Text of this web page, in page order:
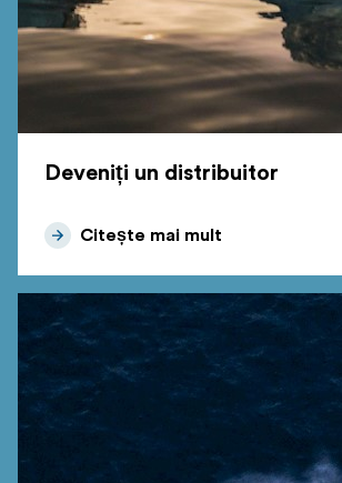
Deveniți un distribuitor
Citește mai mult